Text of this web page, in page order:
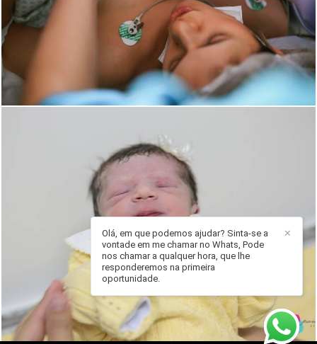
910 0
2184 0
✕
Olá, em que podemos ajudar? Sinta-se a
vontade em me chamar no Whats, Pode
nos chamar a qualquer hora, que lhe
responderemos na primeira
oportunidade.